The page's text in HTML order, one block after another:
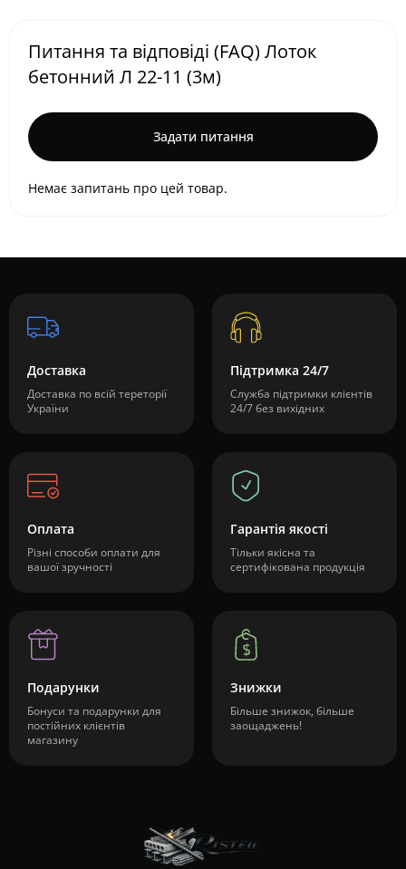
Питання та відповіді (FAQ) Лоток
бетонний Л 22-11 (3м)
Задати питання
Немає запитань про цей товар.
Доставка
Доставка по всій тереторії
України
Підтримка 24/7
Служба підтримки клієнтів
24/7 без вихідних
Оплата
Різні способи оплати для
вашої зручності
Гарантія якості
Тільки якісна та
сертифікована продукція
Подарунки
Бонуси та подарунки для
постійних клієнтів
магазину
Знижки
Більше знижок, більше
заощаджень!